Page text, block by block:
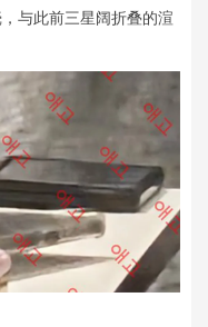
与此前三星阔折叠的渲